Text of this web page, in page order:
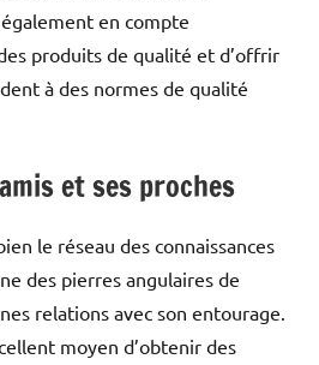
en compte
produits de qualité et d’offrir
à des normes de qualité
et ses proches
le réseau des connaissances
des pierres angulaires de
relations avec son entourage.
moyen d’obtenir des